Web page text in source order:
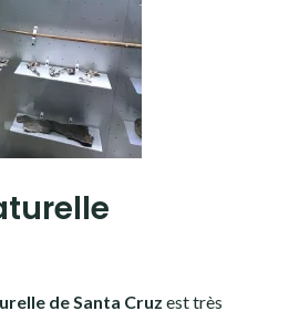
de Santa Cruz est très